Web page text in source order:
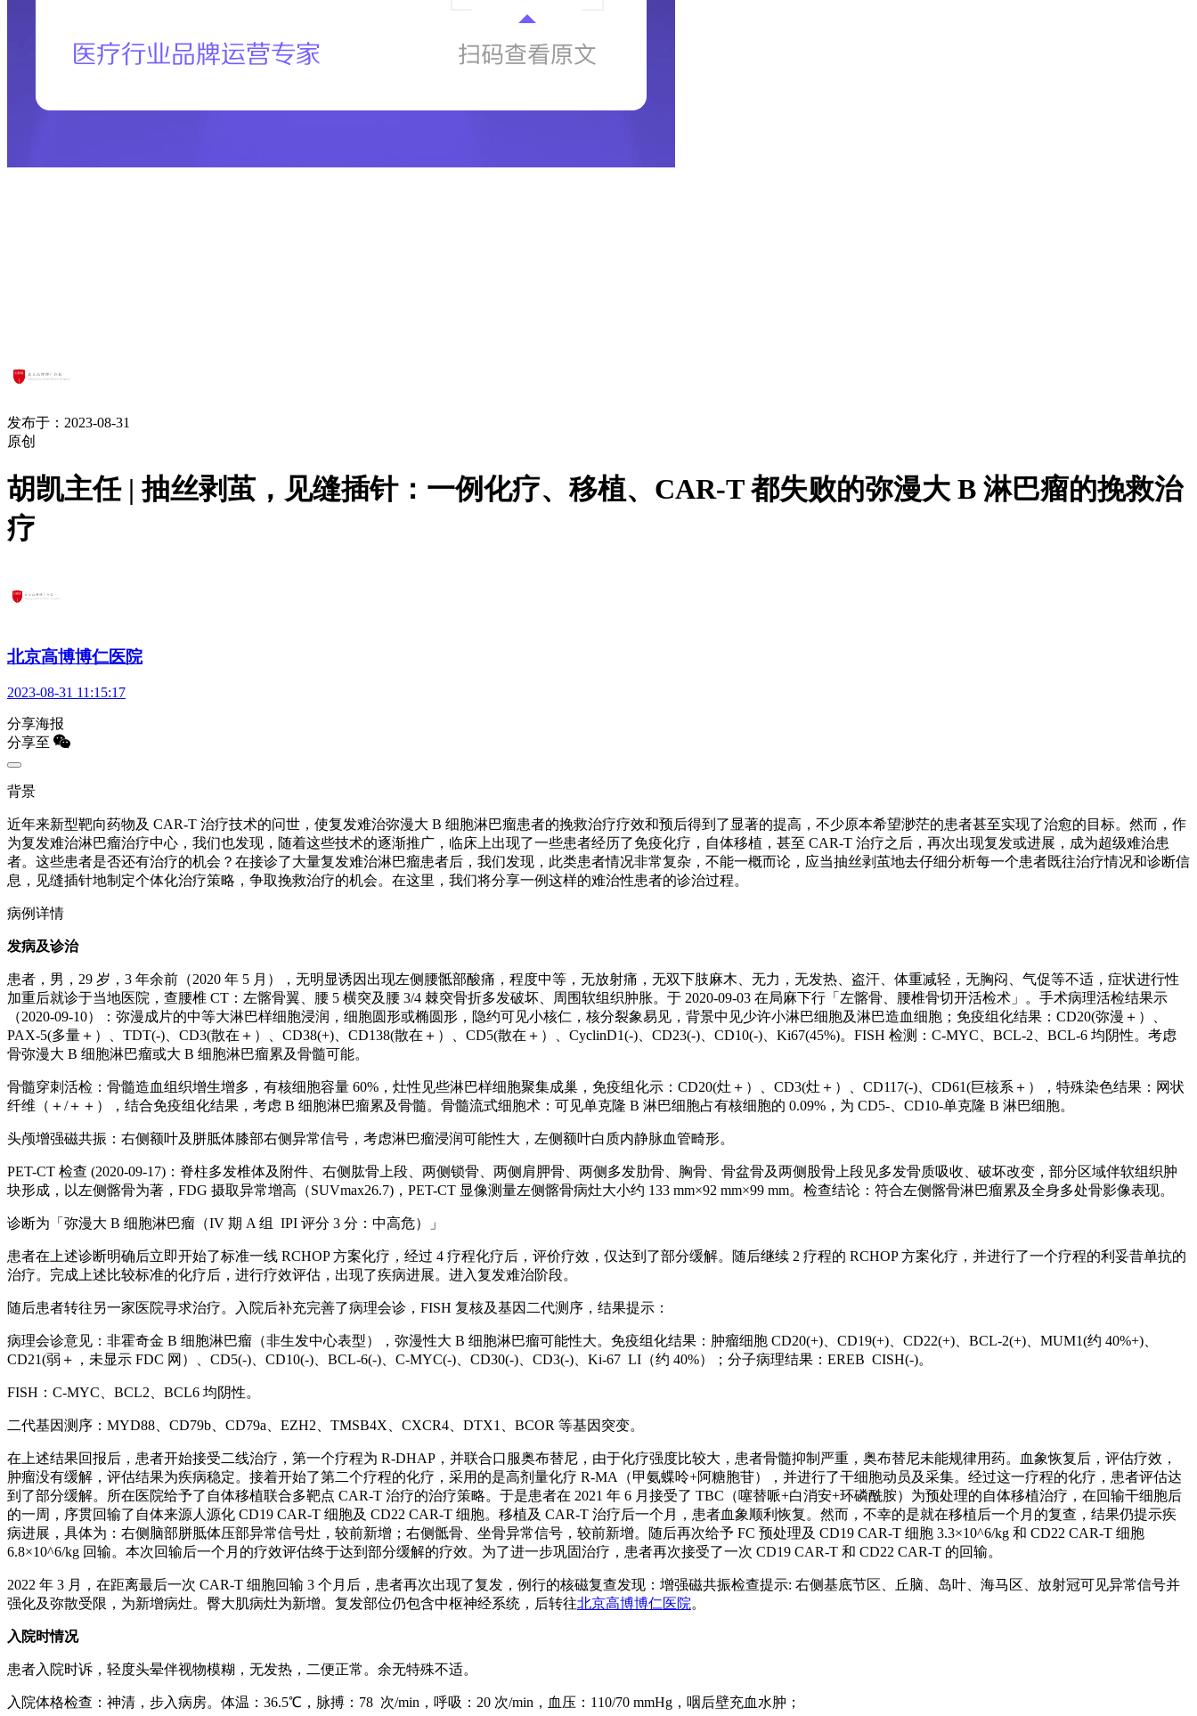
发布于：2023-08-31
原创
胡凯主任 | 抽丝剥茧，见缝插针：一例化疗、移植、CAR-T 都失败的弥漫大 B 淋巴瘤的挽救治
疗
北京高博博仁医院
2023-08-31 11:15:17
分享海报
分享至
背景
近年来新型靶向药物及 CAR-T 治疗技术的问世，使复发难治弥漫大 B 细胞淋巴瘤患者的挽救治疗疗效和预后得到了显著的提高，不少原本希望渺茫的患者甚至实现了治愈的目标。然而，作
为复发难治淋巴瘤治疗中心，我们也发现，随着这些技术的逐渐推广，临床上出现了一些患者经历了免疫化疗，自体移植，甚至 CAR-T 治疗之后，再次出现复发或进展，成为超级难治患
者。这些患者是否还有治疗的机会？在接诊了大量复发难治淋巴瘤患者后，我们发现，此类患者情况非常复杂，不能一概而论，应当抽丝剥茧地去仔细分析每一个患者既往治疗情况和诊断信
息，见缝插针地制定个体化治疗策略，争取挽救治疗的机会。在这里，我们将分享一例这样的难治性患者的诊治过程。
病例详情
发病及诊治
患者，男，29 岁，3 年余前（2020 年 5 月），无明显诱因出现左侧腰骶部酸痛，程度中等，无放射痛，无双下肢麻木、无力，无发热、盗汗、体重减轻，无胸闷、气促等不适，症状进行性
加重后就诊于当地医院，查腰椎 CT：左髂骨翼、腰 5 横突及腰 3/4 棘突骨折多发破坏、周围软组织肿胀。于 2020-09-03 在局麻下行「左髂骨、腰椎骨切开活检术」。手术病理活检结果示
（2020-09-10）：弥漫成片的中等大淋巴样细胞浸润，细胞圆形或椭圆形，隐约可见小核仁，核分裂象易见，背景中见少许小淋巴细胞及淋巴造血细胞；免疫组化结果：CD20(弥漫＋）、
PAX-5(多量＋）、TDT(-)、CD3(散在＋）、CD38(+)、CD138(散在＋）、CD5(散在＋）、CyclinD1(-)、CD23(-)、CD10(-)、Ki67(45%)。FISH 检测：C-MYC、BCL-2、BCL-6 均阴性。考虑
骨弥漫大 B 细胞淋巴瘤或大 B 细胞淋巴瘤累及骨髓可能。
骨髓穿刺活检：骨髓造血组织增生增多，有核细胞容量 60%，灶性见些淋巴样细胞聚集成巢，免疫组化示：CD20(灶＋）、CD3(灶＋）、CD117(-)、CD61(巨核系＋），特殊染色结果：网状
纤维（＋/＋＋），结合免疫组化结果，考虑 B 细胞淋巴瘤累及骨髓。骨髓流式细胞术：可见单克隆 B 淋巴细胞占有核细胞的 0.09%，为 CD5-、CD10-单克隆 B 淋巴细胞。
头颅增强磁共振：右侧额叶及胼胝体膝部右侧异常信号，考虑淋巴瘤浸润可能性大，左侧额叶白质内静脉血管畸形。
PET-CT 检查 (2020-09-17)：脊柱多发椎体及附件、右侧肱骨上段、两侧锁骨、两侧肩胛骨、两侧多发肋骨、胸骨、骨盆骨及两侧股骨上段见多发骨质吸收、破坏改变，部分区域伴软组织肿
块形成，以左侧髂骨为著，FDG 摄取异常增高（SUVmax26.7)，PET-CT 显像测量左侧髂骨病灶大小约 133 mm×92 mm×99 mm。检查结论：符合左侧髂骨淋巴瘤累及全身多处骨影像表现。
诊断为「弥漫大 B 细胞淋巴瘤（IV 期 A 组 IPI 评分 3 分：中高危）」
患者在上述诊断明确后立即开始了标准一线 RCHOP 方案化疗，经过 4 疗程化疗后，评价疗效，仅达到了部分缓解。随后继续 2 疗程的 RCHOP 方案化疗，并进行了一个疗程的利妥昔单抗的
治疗。完成上述比较标准的化疗后，进行疗效评估，出现了疾病进展。进入复发难治阶段。
随后患者转往另一家医院寻求治疗。入院后补充完善了病理会诊，FISH 复核及基因二代测序，结果提示：
病理会诊意见：非霍奇金 B 细胞淋巴瘤（非生发中心表型），弥漫性大 B 细胞淋巴瘤可能性大。免疫组化结果：肿瘤细胞 CD20(+)、CD19(+)、CD22(+)、BCL-2(+)、MUM1(约 40%+)、
CD21(弱＋，未显示 FDC 网）、CD5(-)、CD10(-)、BCL-6(-)、C-MYC(-)、CD30(-)、CD3(-)、Ki-67 LI（约 40%）；分子病理结果：EREB CISH(-)。
FISH：C-MYC、BCL2、BCL6 均阴性。
二代基因测序：MYD88、CD79b、CD79a、EZH2、TMSB4X、CXCR4、DTX1、BCOR 等基因突变。
在上述结果回报后，患者开始接受二线治疗，第一个疗程为 R-DHAP，并联合口服奥布替尼，由于化疗强度比较大，患者骨髓抑制严重，奥布替尼未能规律用药。血象恢复后，评估疗效，
肿瘤没有缓解，评估结果为疾病稳定。接着开始了第二个疗程的化疗，采用的是高剂量化疗 R-MA（甲氨蝶呤+阿糖胞苷），并进行了干细胞动员及采集。经过这一疗程的化疗，患者评估达
到了部分缓解。所在医院给予了自体移植联合多靶点 CAR-T 治疗的治疗策略。于是患者在 2021 年 6 月接受了 TBC（噻替哌+白消安+环磷酰胺）为预处理的自体移植治疗，在回输干细胞后
的一周，序贯回输了自体来源人源化 CD19 CAR-T 细胞及 CD22 CAR-T 细胞。移植及 CAR-T 治疗后一个月，患者血象顺利恢复。然而，不幸的是就在移植后一个月的复查，结果仍提示疾
病进展，具体为：右侧脑部胼胝体压部异常信号灶，较前新增；右侧骶骨、坐骨异常信号，较前新增。随后再次给予 FC 预处理及 CD19 CAR-T 细胞 3.3×10^6/kg 和 CD22 CAR-T 细胞
6.8×10^6/kg 回输。本次回输后一个月的疗效评估终于达到部分缓解的疗效。为了进一步巩固治疗，患者再次接受了一次 CD19 CAR-T 和 CD22 CAR-T 的回输。
2022 年 3 月，在距离最后一次 CAR-T 细胞回输 3 个月后，患者再次出现了复发，例行的核磁复查发现：增强磁共振检查提示: 右侧基底节区、丘脑、岛叶、海马区、放射冠可见异常信号并
强化及弥散受限，为新增病灶。臀大肌病灶为新增。复发部位仍包含中枢神经系统，后转往北京高博博仁医院。
入院时情况
患者入院时诉，轻度头晕伴视物模糊，无发热，二便正常。余无特殊不适。
入院体格检查：神清，步入病房。体温：36.5℃，脉搏：78 次/min，呼吸：20 次/min，血压：110/70 mmHg，咽后壁充血水肿；